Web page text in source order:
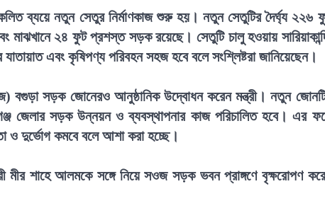
ব্যয়ে নতুন সেতুর নির্মাণকাজ শুরু হয়। নতুন সেতুটির দৈর্ঘ্য ২২৬
২৪ ফুট প্রশস্ত সড়ক রয়েছে। সেতুটি চালু হওয়ায়
এবং কৃষিপণ্য পরিবহন সহজ হবে বলে সংশ্লিষ্টরা জানিয়েছেন।
সড়ক জোনেরও আনুষ্ঠানিক উদ্বোধন করেন মন্ত্রী। নতুন
জেলার সড়ক উন্নয়ন ও ব্যবস্থাপনার কাজ পরিচালিত হবে। এর
ও দুর্ভোগ কমবে বলে আশা করা হচ্ছে।
মীর শাহে আলমকে সঙ্গে নিয়ে সওজ সড়ক ভবন প্রাঙ্গণে বৃক্ষরোপণ